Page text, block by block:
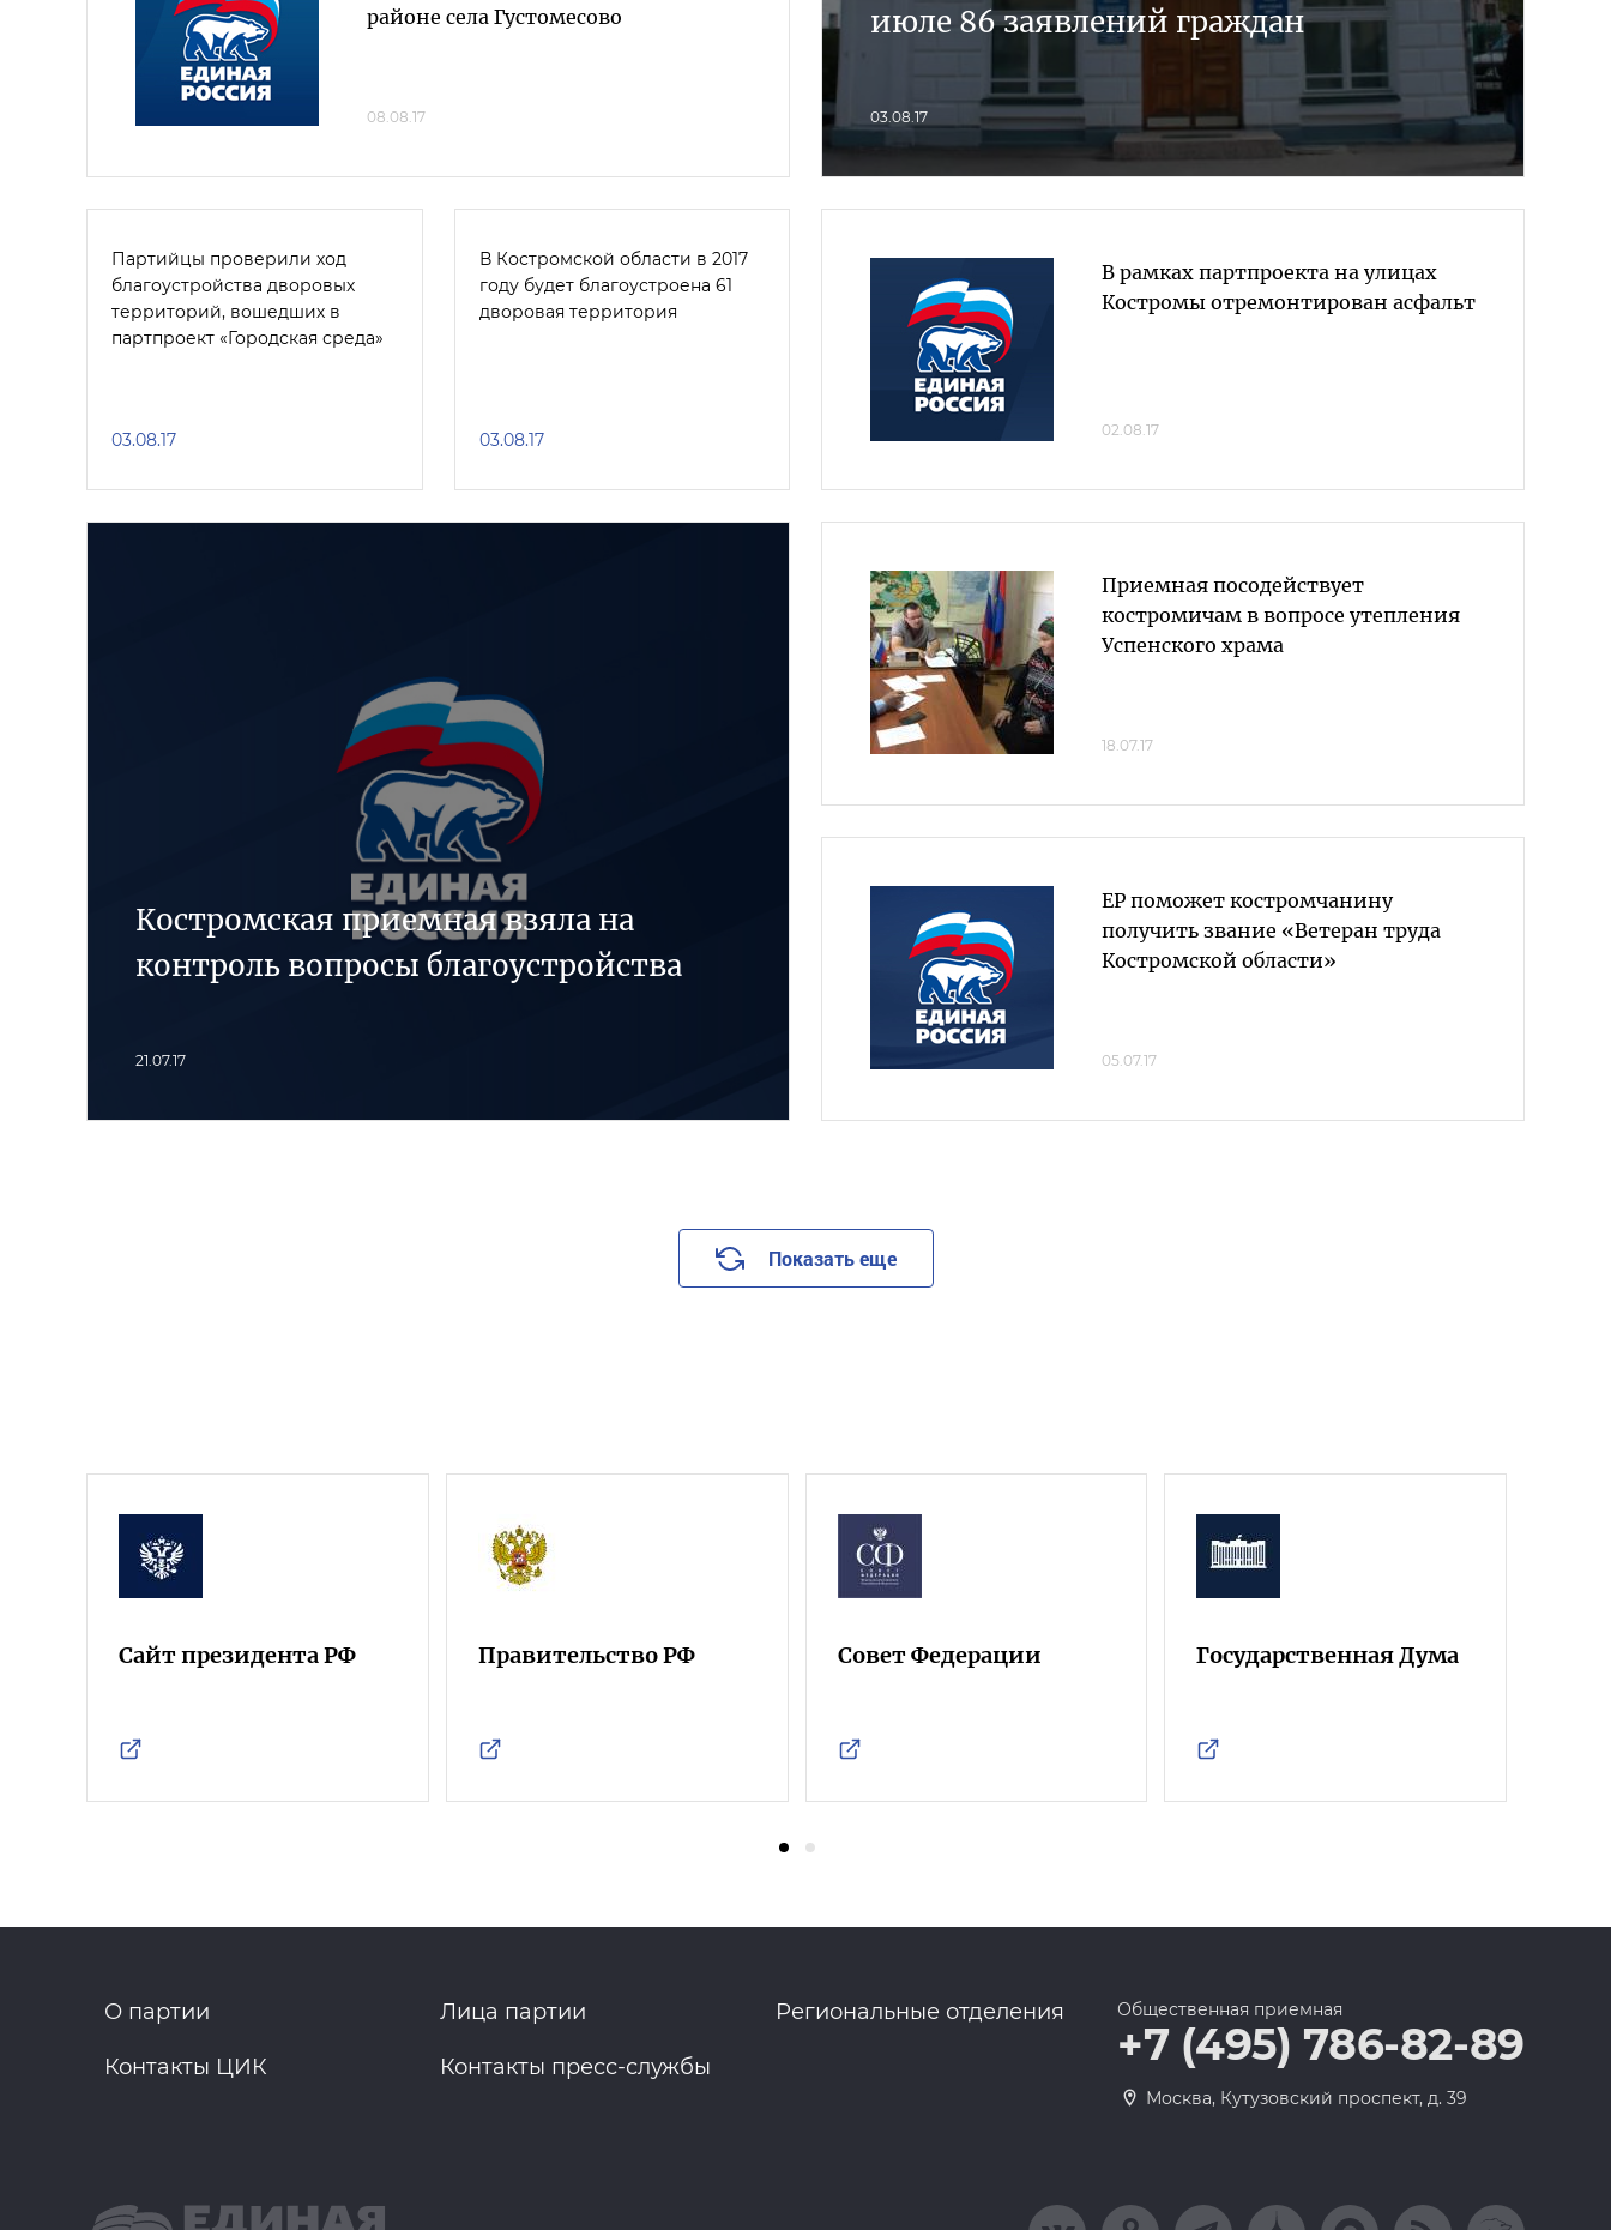
районе села Густомесово
08.08.17
июле 86 заявлений граждан
03.08.17
Партийцы проверили ход
благоустройства дворовых
территорий, вошедших в
партпроект «Городская среда»
03.08.17
В Костромской области в 2017
году будет благоустроена 61
дворовая территория
03.08.17
В рамках партпроекта на улицах
Костромы отремонтирован асфальт
02.08.17
Костромская приемная взяла на
контроль вопросы благоустройства
21.07.17
Приемная посодействует
костромичам в вопросе утепления
Успенского храма
18.07.17
ЕР поможет костромчанину
получить звание «Ветеран труда
Костромской области»
05.07.17
Показать еще
Сайт президента РФ Правительство РФ Совет Федерации Государственная Дума
О партии Лица партии Региональные отделения
Контакты ЦИК Контакты пресс-службы
Общественная приемная
+7 (495) 786-82-89
Москва, Кутузовский проспект, д. 39